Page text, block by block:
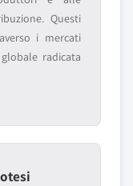
Questi
i mercati
radicata